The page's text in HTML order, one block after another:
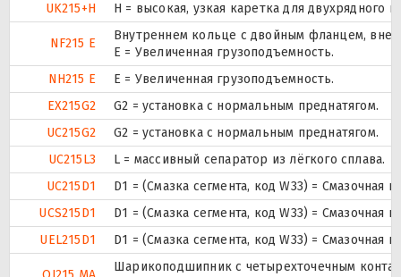
UK215+H
H = высокая, узкая каретка для
NF215 E
Внутреннем кольце с двойным фланцем,
Е = Увеличенная грузоподъемность.
NH215 E
Е = Увеличенная грузоподъемность.
EX215G2
G2 = установка с нормальным преднатягом.
UC215G2
G2 = установка с нормальным преднатягом.
UC215L3
L = массивный сепаратор из лёгкого сплава.
UC215D1
D1 = (Смазка сегмента, код W33) =
UCS215D1
D1 = (Смазка сегмента, код W33) =
UEL215D1
D1 = (Смазка сегмента, код W33) =
Шарикоподшипник с четырехточечным